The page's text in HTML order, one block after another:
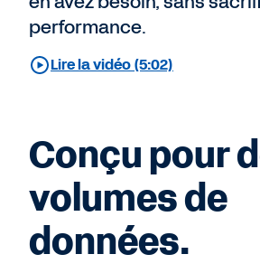
performance.
Lire la vidéo (5:02)
Conçu pour
volumes de
données.